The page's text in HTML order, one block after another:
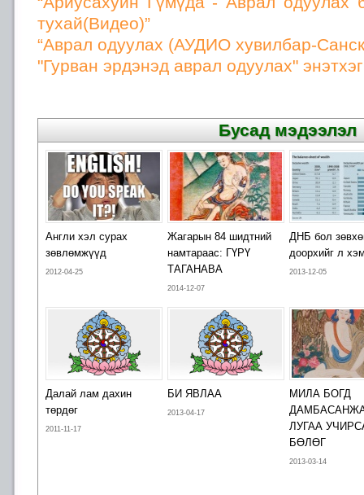
тухай(Видео)”
“Аврал одуулах (АУДИО хувилбар-
"Гурван эрдэнэд аврал одуулах"
Бусад мэдээлэл
Англи хэл сурах
зөвлөмжүүд
2012-04-25
Жагарын 84 шидтний
намтараас: ГҮРҮ
ТАГАНАВА
2014-12-07
ДНБ бол
доорхийг л
2013-12-05
Далай лам дахин
төрдөг
2011-11-17
БИ ЯВЛАА
2013-04-17
МИЛА БОГД
ЛУГАА
БӨЛӨГ
2013-03-14